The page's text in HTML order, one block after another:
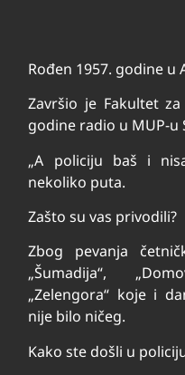
Rođen 1957. godine u
Završio je Fakultet
godine radio u MUP-u
„A policiju baš i
nekoliko puta.
Zašto su vas privodili?
Zbog pevanja
„Šumadija“,
„Zelengora“ koje i
nije bilo ničeg.
Kako ste došli u